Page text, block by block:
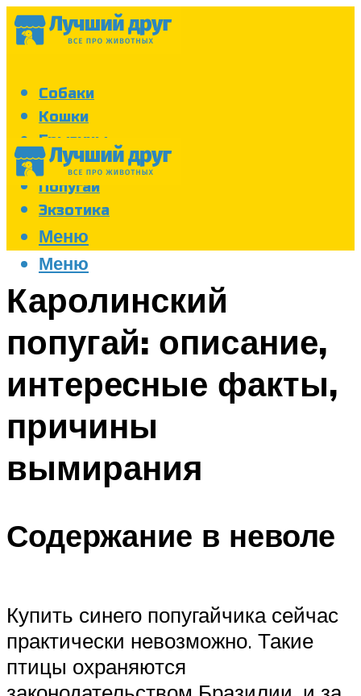
Собаки
Кошки
Грызуны
Аквариум
Попугаи
Экзотика
Меню
Меню
Каролинский
попугай: описание,
интересные факты,
причины
вымирания
Содержание в неволе
Купить синего попугайчика сейчас
практически невозможно. Такие
птицы охраняются